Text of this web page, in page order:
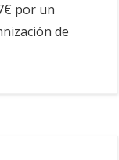
por un
de